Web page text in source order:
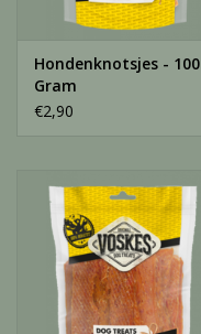
Hondenknotsjes - 100
Gram
€2,90